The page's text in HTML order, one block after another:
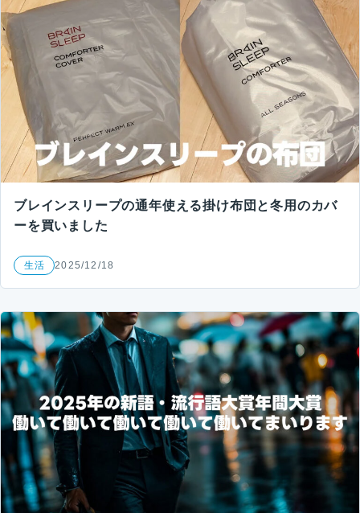
ブレインスリープの通年使える掛け布団と冬用のカバ
ーを買いました
生活 2025/12/18